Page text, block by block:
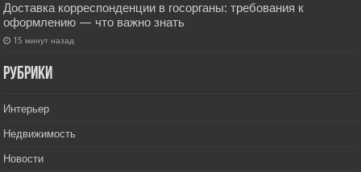
Доставка корреспонденции в госорганы: требования к
оформлению — что важно знать
15 минут назад
РУбрики
Интерьер
Недвижимость
Новости